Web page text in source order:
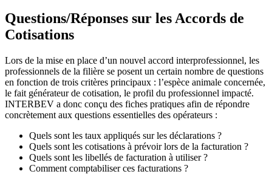
Questions/Réponses sur les Accords de
Cotisations
Lors de la mise en place d’un nouvel accord interprofessionnel, les
professionnels de la filière se posent un certain nombre de questions
en fonction de trois critères principaux : l’espèce animale concernée,
le fait générateur de cotisation, le profil du professionnel impacté.
INTERBEV a donc conçu des fiches pratiques afin de répondre
concrètement aux questions essentielles des opérateurs :
Quels sont les taux appliqués sur les déclarations ?
Quels sont les cotisations à prévoir lors de la facturation ?
Quels sont les libellés de facturation à utiliser ?
Comment comptabiliser ces facturations ?